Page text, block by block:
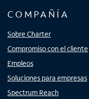
COMPAÑÍA
Sobre Charter
Compromiso con el cliente
Empleos
Soluciones para empresas
Spectrum Reach